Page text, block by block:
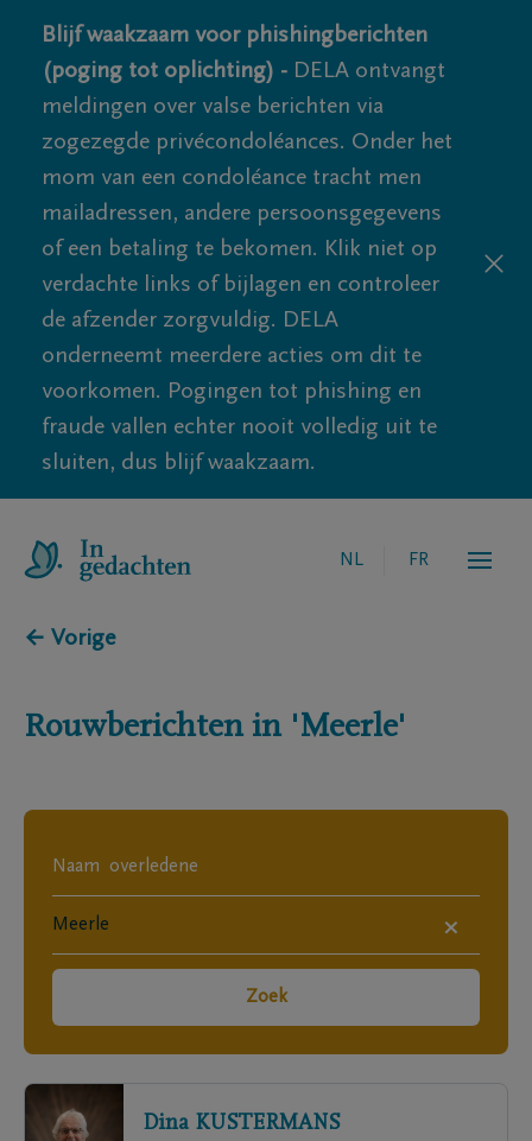
Blijf waakzaam voor phishingberichten
(poging tot oplichting) - DELA ontvangt
meldingen over valse berichten via
zogezegde privécondoléances. Onder het
mom van een condoléance tracht men
mailadressen, andere persoonsgegevens
of een betaling te bekomen. Klik niet op
verdachte links of bijlagen en controleer
de afzender zorgvuldig. DELA
onderneemt meerdere acties om dit te
voorkomen. Pogingen tot phishing en
fraude vallen echter nooit volledig uit te
sluiten, dus blijf waakzaam.
NL FR
← Vorige
Rouwberichten in 'Meerle'
×
Zoek
Dina KUSTERMANS